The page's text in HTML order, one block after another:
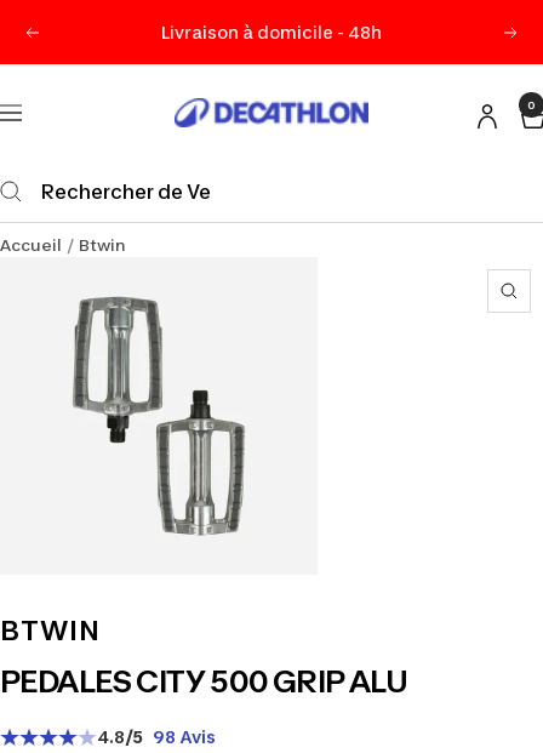
Précédent Livraison à domicile - 48h
Navigation
Decathlon
0
Accueil Btwin
BTWIN
PEDALES CITY 500 GRIP ALU
4.8/5 98 Avis